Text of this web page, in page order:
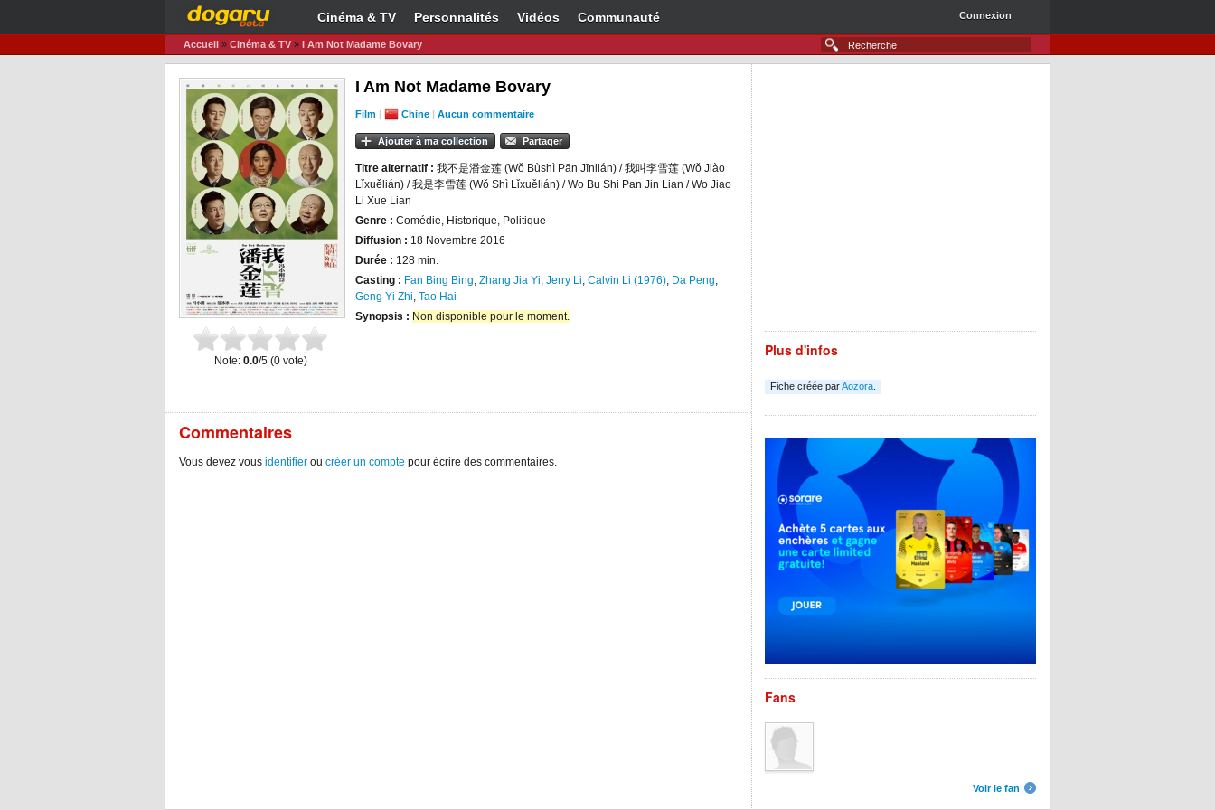
Cinéma & TV Personnalités Vidéos Communauté Connexion
Accueil » Cinéma & TV » I Am Not Madame Bovary
Note: 0.0/5 (0vote)
I Am Not Madame Bovary
Film | Chine | Aucun commentaire
Ajouter à ma collection Partager
Titre alternatif : 我不是潘金莲 (Wǒ Bùshì Pān Jīnlián) / 我叫李雪莲 (Wǒ Jiào
Lǐxuělián) / 我是李雪莲 (Wǒ Shì Lǐxuělián) / Wo Bu Shi Pan Jin Lian / Wo Jiao
Li Xue Lian
Genre : Comédie, Historique, Politique
Diffusion : 18 Novembre 2016
Durée : 128 min.
Casting : Fan Bing Bing, Zhang Jia Yi, Jerry Li, Calvin Li (1976), Da Peng,
Geng Yi Zhi, Tao Hai
Synopsis : Non disponible pour le moment.
Commentaires
Vous devez vous identifier ou créer un compte pour écrire des commentaires.
Plus d'infos
Fiche créée parAozora.
Fans
Voir le fan